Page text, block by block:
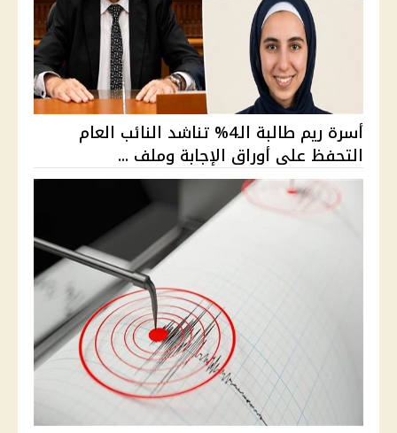
أسرة ريم طالبة الـ4% تناشد النائب العام
التحفظ على أوراق الإجابة وملف ...